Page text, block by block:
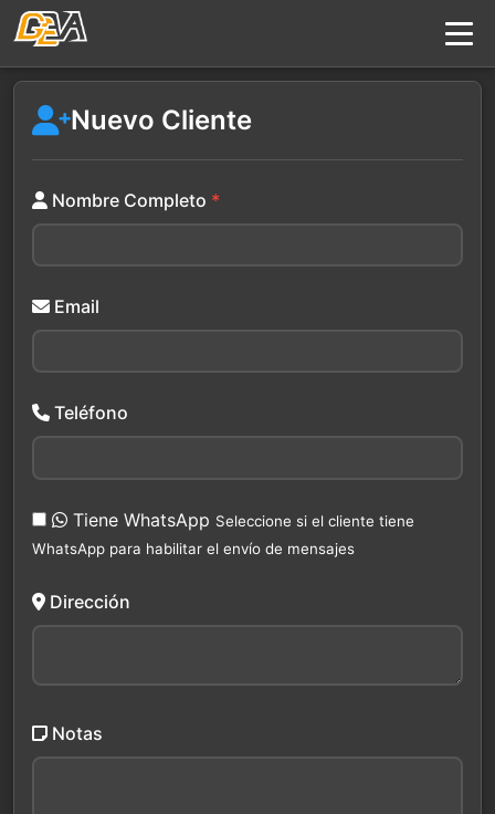
Nuevo Cliente
Nombre Completo *
Email
Teléfono
Tiene WhatsApp Seleccione si el cliente tiene
WhatsApp para habilitar el envío de mensajes
Dirección
Notas